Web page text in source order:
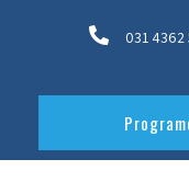
031 4362